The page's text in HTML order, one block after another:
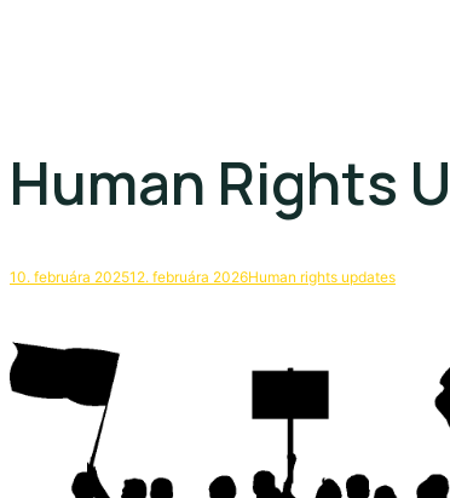
Human Rights
10. februára 202512. februára 2026Human rights updates